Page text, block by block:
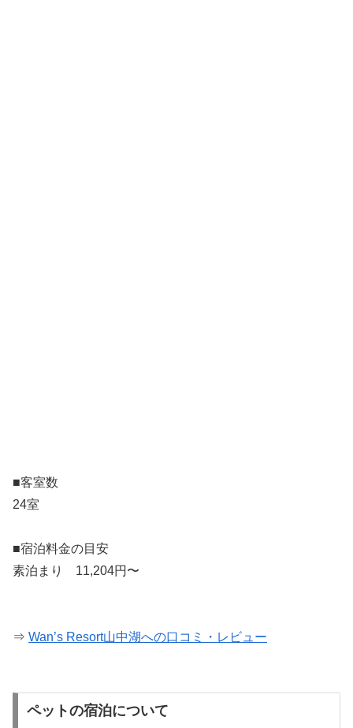
■客室数
24室
■宿泊料金の目安
素泊まり 11,204円〜
⇒ Wan’s Resort山中湖への口コミ・レビュー
ペットの宿泊について